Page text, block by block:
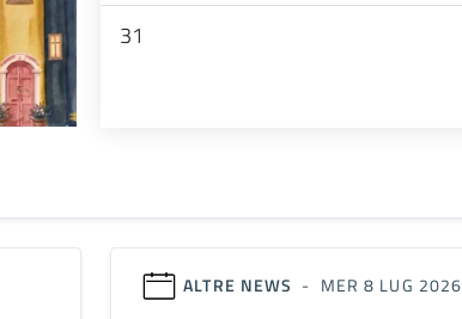
31
ALTRE NEWS - MER 8 LUG 2026